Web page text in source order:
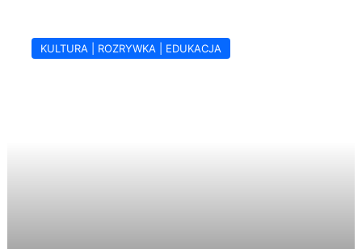
Radiem”KULTURA | ROZRYWKA | EDUKACJA